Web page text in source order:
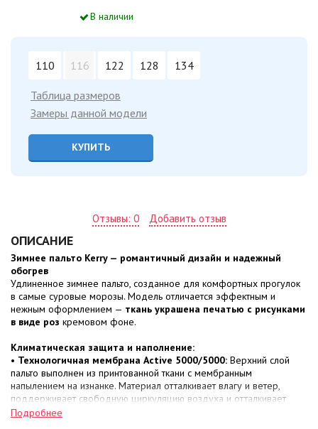
В наличии
110 116 122 128 134
Таблица размеров
Замеры данной модели
КУПИТЬ
Отзывы: 0 Добавить отзыв
ОПИСАНИЕ
Зимнее пальто Kerry — романтичный дизайн и надежный
обогрев
Удлиненное зимнее пальто, созданное для комфортных прогулок
в самые суровые морозы. Модель отличается эффектным и
нежным оформлением — ткань украшена печатью с рисунками
в виде роз кремовом фоне.
Климатическая защита и наполнение:
• Технологичная мембрана Active 5000/5000: Верхний слой
пальто выполнен из принтованной ткани с мембранным
напылением на изнанке. Материал отталкивает влагу и ветер,
поддерживает свободную циркуляцию воздуха и отталкивает
грязь.
Подробнее